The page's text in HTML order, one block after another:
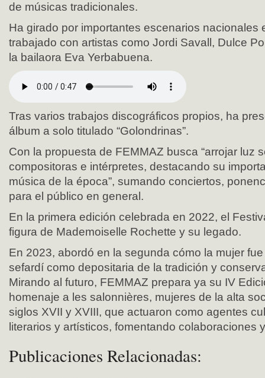
de músicas tradicionales.
Ha girado por importantes escenarios nacionales
trabajado con artistas como Jordi Savall, Dulce
la bailaora Eva Yerbabuena.
Tras varios trabajos discográficos propios, ha
álbum a solo titulado “Golondrinas”.
Con la propuesta de FEMMAZ busca “arrojar luz
compositoras e intérpretes, destacando su
música de la época”, sumando conciertos,
para el público en general.
En la primera edición celebrada en 2022, el
figura de Mademoiselle Rochette y su legado.
En 2023, abordó en la segunda cómo la mujer
sefardí como depositaria de la tradición y
Mirando al futuro, FEMMAZ prepara ya su IV
homenaje a les salonnières, mujeres de la alta
siglos XVII y XVIII, que actuaron como agentes
literarios y artísticos, fomentando colaboraciones
Publicaciones Relacionadas: